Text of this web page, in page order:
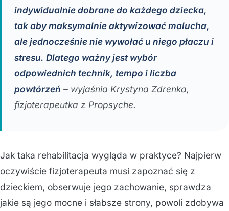
indywidualnie dobrane do każdego dziecka,
tak aby maksymalnie aktywizować malucha,
ale jednocześnie nie wywołać u niego płaczu i
stresu. Dlatego ważny jest wybór
odpowiednich technik, tempo i liczba
powtórzeń – wyjaśnia Krystyna Zdrenka,
fizjoterapeutka z Propsyche.
Jak taka rehabilitacja wygląda w praktyce? Najpierw
oczywiście fizjoterapeuta musi zapoznać się z
dzieckiem, obserwuje jego zachowanie, sprawdza
jakie są jego mocne i słabsze strony, powoli zdobywa